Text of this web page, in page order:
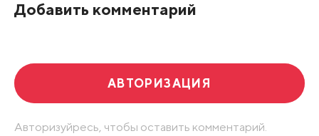
Добавить комментарий
АВТОРИЗАЦИЯ
Авторизуйресь, чтобы оставить комментарий.